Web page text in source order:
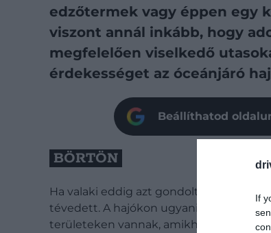
If
edzőtermek vagy éppen egy
viszont annál inkább, hogy
megfelelően viselkedő
érdekességet az óceánjáró
Beállíthatod
BÖRTÖN
Ha valaki eddig azt gondolta, hogy egy
tévedett. A hajókon ugyanis van pár
területeken vannak, amikhez csak a